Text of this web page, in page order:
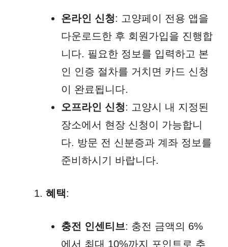
온라인 신청: 고양페이 전용 앱을
다운로드한 후 회원가입을 진행합
니다. 필요한 정보를 입력하고 본
인 인증 절차를 거치면 카드 신청
이 완료됩니다.
오프라인 신청: 고양시 내 지정된
장소에서 현장 신청이 가능합니
다. 방문 전 신분증과 계좌 정보를
준비하시기 바랍니다.
혜택:
충전 인센티브: 충전 금액의 6%
에서 최대 10%까지 포인트로 추